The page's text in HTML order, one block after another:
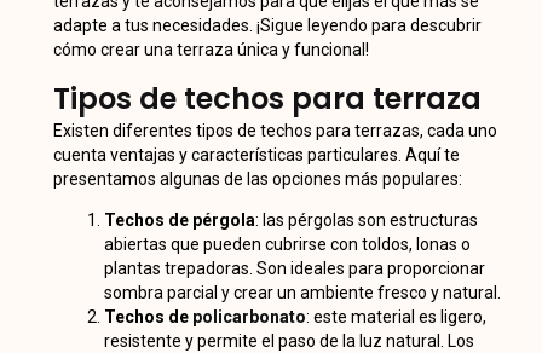
adapte a tus necesidades. ¡Sigue leyendo para descubrir
cómo crear una terraza única y funcional!
Tipos de techos para terraza
Existen diferentes tipos de techos para terrazas, cada uno
cuenta ventajas y características particulares. Aquí te
presentamos algunas de las opciones más populares:
Techos de pérgola: las pérgolas son estructuras
abiertas que pueden cubrirse con toldos, lonas o
plantas trepadoras. Son ideales para proporcionar
sombra parcial y crear un ambiente fresco y natural.
Techos de policarbonato: este material es ligero,
resistente y permite el paso de la luz natural. Los